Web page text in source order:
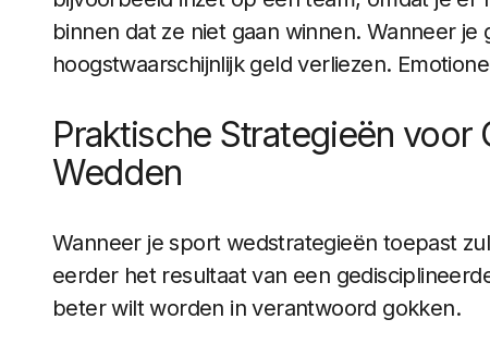
binnen dat ze niet gaan winnen. Wanneer
hoogstwaarschijnlijk geld verliezen.
Praktische Strategieën voor
Wedden
Wanneer je sport wedstrategieën toepast
eerder het resultaat van een
beter wilt worden in verantwoord gokken.